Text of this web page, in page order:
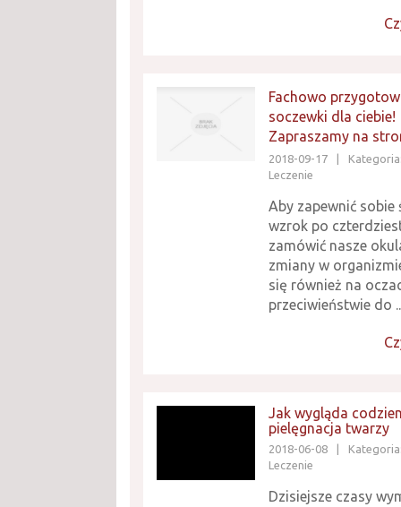
Fachowo
soczewki dla ciebie!
Zapraszamy na
2018-09-17
Leczenie
Aby zapewnić sobie
wzrok po
zamówić nasze
zmiany w
się również na
przeciwieństwie do
Jak wygląda
pielęgnacja twarzy
2018-06-08
Leczenie
Dzisiejsze czasy